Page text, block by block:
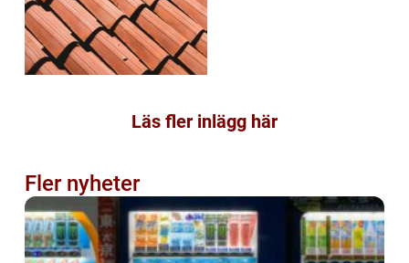
Läs fler inlägg här
Fler nyheter